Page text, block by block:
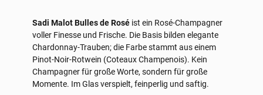
Sadi Malot Bulles de Rosé ist ein Rosé-Champagner
voller Finesse und Frische. Die Basis bilden elegante
Chardonnay-Trauben; die Farbe stammt aus einem
Pinot-Noir-Rotwein (Coteaux Champenois). Kein
Champagner für große Worte, sondern für große
Momente. Im Glas verspielt, feinperlig und saftig.